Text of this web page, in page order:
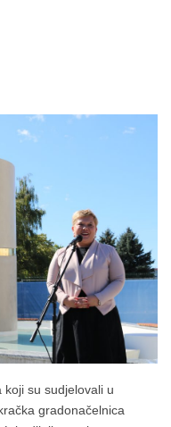
su sudjelovali u
gradonačelnica